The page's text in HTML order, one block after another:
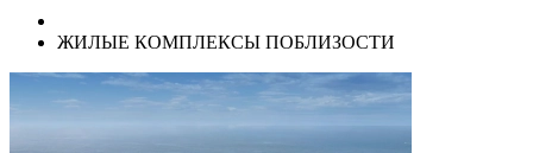
ЖИЛЫЕ КОМПЛЕКСЫ ПОБЛИЗОСТИ